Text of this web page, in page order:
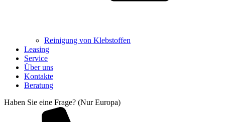
Reinigung von Klebstoffen
Leasing
Service
Über uns
Kontakte
Beratung
Haben Sie eine Frage? (Nur Europa)